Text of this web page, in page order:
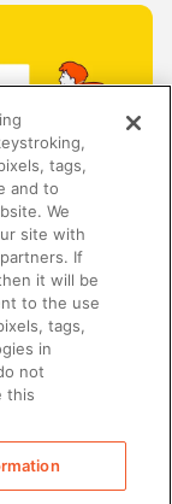
sales
tags,
and to
We
site with
If
it will be
to the use
tags,
in
not
this